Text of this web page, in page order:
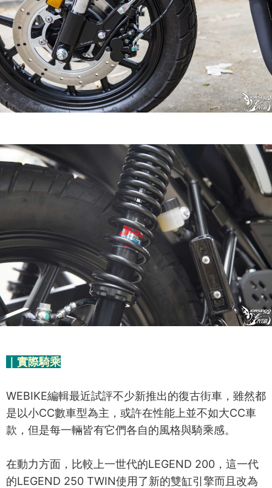
｜實際騎乘
WEBIKE編輯最近試評不少新推出的復古街車，雖然都
是以小CC數車型為主，或許在性能上並不如大CC車
款，但是每一輛皆有它們各自的風格與騎乘感。
在動力方面，比較上一世代的LEGEND 200，這一代
的LEGEND 250 TWIN使用了新的雙缸引擎而且改為